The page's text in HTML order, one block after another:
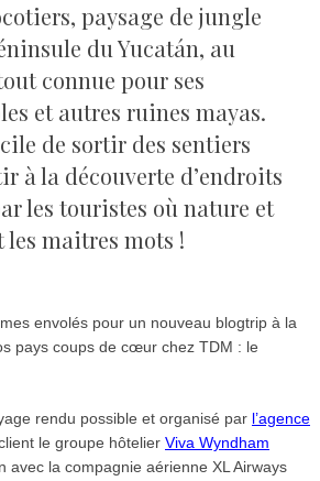
paysage de jungle
du Yucatán, au
connue pour ses
et autres ruines mayas.
de sortir des sentiers
à la découverte d’endroits
les touristes où nature et
maitres mots !
envolés pour un nouveau blogtrip à la
pays coups de cœur chez TDM : le
rendu possible et organisé par l’agence
le groupe hôtelier Viva Wyndham
avec la compagnie aérienne XL Airways